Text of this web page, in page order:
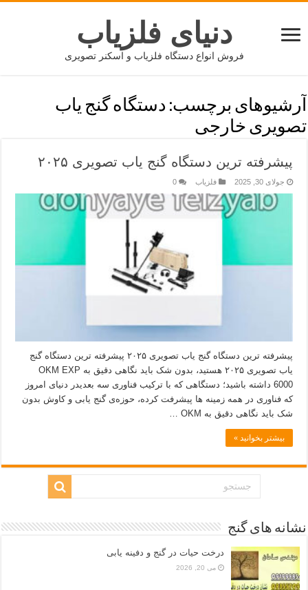
دنیای فلزیاب
فروش انواع دستگاه فلزیاب و اسکنر تصویری
آرشیوهای برچسب: دستگاه گنج یاب
تصویری خارجی
پیشرفته ترین دستگاه گنج یاب تصویری ۲۰۲۵
جولای 30, 2025 فلزیاب 0
پیشرفته ترین دستگاه گنج یاب تصویری ۲۰۲۵ پیشرفته ترین دستگاه گنج
یاب تصویری ۲۰۲۵ هستید، بدون شک باید نگاهی دقیق به OKM EXP
6000 داشته باشید؛ دستگاهی که با ترکیب فناوری سه‌ بعدیدر دنیای امروز
که فناوری در همه زمینه‌ ها پیشرفت کرده، حوزه‌ی گنج‌ یابی و کاوش بدون
شک باید نگاهی دقیق به OKM …
بیشتر بخوانید »
نشانه های گنج
درخت حیات در گنج و دفینه یابی
می 20, 2026